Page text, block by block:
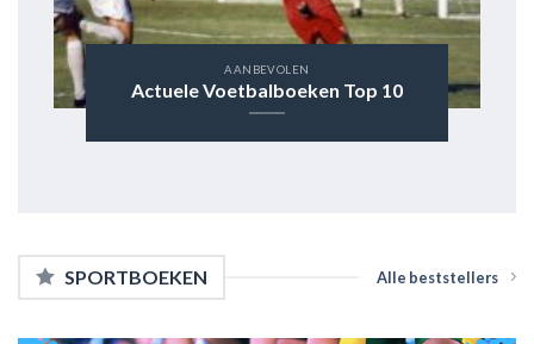
AANBEVOLEN
Actuele Voetbalboeken Top 10
SPORTBOEKEN Alle beststellers